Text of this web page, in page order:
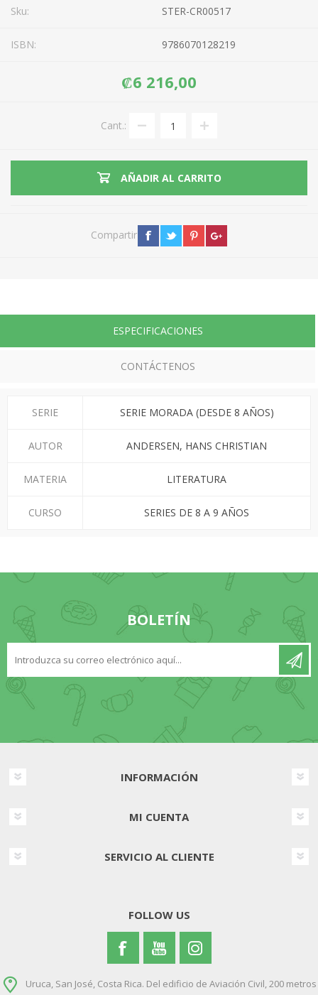
Sku: STER-CR00517
ISBN: 9786070128219
₡6 216,00
Cant.:
AÑADIR AL CARRITO
Compartir
ESPECIFICACIONES
CONTÁCTENOS
SERIE SERIE MORADA (DESDE 8 AÑOS)
AUTOR ANDERSEN, HANS CHRISTIAN
MATERIA LITERATURA
CURSO SERIES DE 8 A 9 AÑOS
BOLETÍN
INFORMACIÓN
MI CUENTA
SERVICIO AL CLIENTE
FOLLOW US
Uruca, San José, Costa Rica. Del edificio de Aviación Civil, 200 metros